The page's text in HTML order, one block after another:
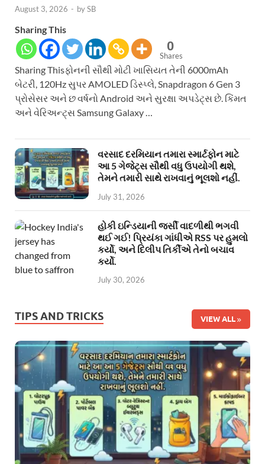
August 3, 2026 - bySB
Sharing This
0
Shares
Sharing Thisફોનની સૌથી મોટી ખાસિયત તેની 6000mAh
બેટરી, 120Hz સુપર AMOLED ડિસ્પ્લે, Snapdragon 6 Gen 3
પ્રોસેસર અને છ વર્ષનો Android અને સુરક્ષા અપડેટ્સ છે. કિંમત
અને વેરિઅન્ટ્સ Samsung Galaxy …
વરસાદ દરમિયાન તમારા સ્માર્ટફોન માટે
આ 5 ગેજેટ્સ સૌથી વધુ ઉપયોગી થશે,
તેમને તમારી સાથે રાખવાનું ભૂલશો નહીં.
July 31, 2026
હોકી ઇન્ડિયાની જર્સી વાદળીથી ભગવી
થઈ ગઈ! પ્રિયંકા ગાંધીએ RSS પર હુમલો
કર્યો, અને દિલીપ તિર્કીએ તેનો બચાવ
કર્યો.
July 30, 2026
TIPS AND TRICKS VIEW ALL